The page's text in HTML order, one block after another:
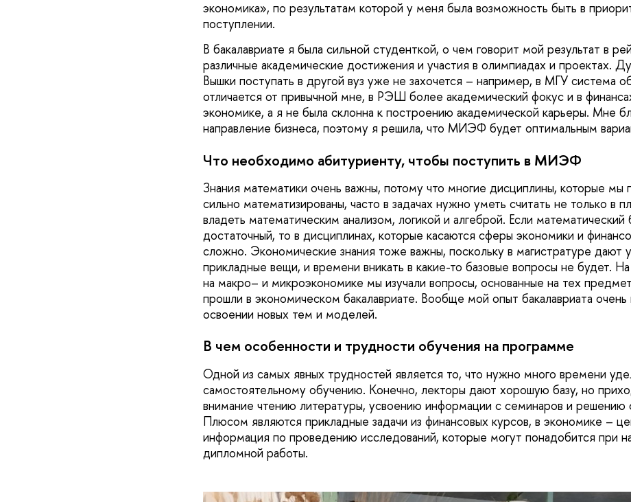
экономика», по результатам которой у меня была возможность быть в
поступлении.
В бакалавриате я была сильной студенткой, о чем говорит мой результат в
различные академические достижения и участия в олимпиадах и проектах.
Вышки поступать в другой вуз уже не захочется – например, в МГУ система
отличается от привычной мне, в РЭШ более академический фокус и в
экономике, а я не была склонна к построению академической карьеры. Мне
направление бизнеса, поэтому я решила, что МИЭФ будет оптимальным
Что необходимо абитуриенту, чтобы поступить в МИЭФ
Знания математики очень важны, потому что многие дисциплины, которые мы
сильно математизированы, часто в задачах нужно уметь считать не только в
владеть математическим анализом, логикой и алгеброй. Если математический
достаточный, то в дисциплинах, которые касаются сферы экономики и
сложно. Экономические знания тоже важны, поскольку в магистратуре дают
прикладные вещи, и времени вникать в какие-то базовые вопросы не будет.
на макро– и микроэкономике мы изучали вопросы, основанные на тех
прошли в экономическом бакалавриате. Вообще мой опыт бакалавриата
освоении новых тем и моделей.
В чем особенности и трудности обучения на программе
Одной из самых явных трудностей является то, что нужно много времени
самостоятельному обучению. Конечно, лекторы дают хорошую базу, но
внимание чтению литературы, усвоению информации с семинаров и решению
Плюсом являются прикладные задачи из финансовых курсов, в экономике –
информация по проведению исследований, которые могут понадобится при
дипломной работы.